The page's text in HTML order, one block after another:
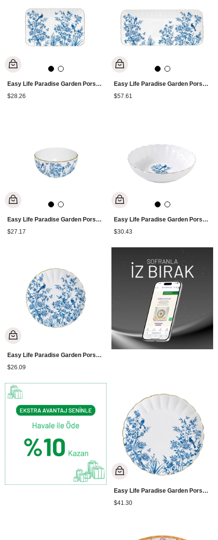
Easy Life Paradise Garden Porselen Sunumluk 20 cm
$28.26
Easy Life Paradise Garden Porselen Sunumluk 36 cm
$57.61
Easy Life Paradise Garden Porselen Kase 12 cm
$27.17
Easy Life Paradise Garden Porselen Yemek Tabağı 20 cm
$30.43
Easy Life Paradise Garden Porselen Pasta Tabağı 19 cm
$26.09
Easy Life Paradise Garden Porselen Servis Tabağı 26 cm
$41.30